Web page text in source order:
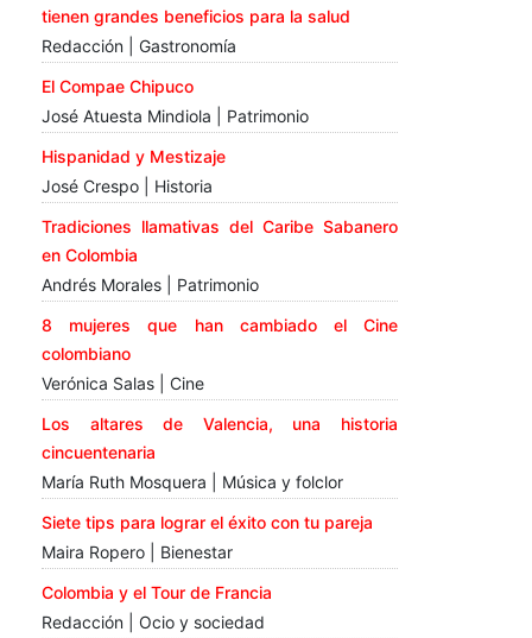
tienen grandes beneficios para la salud
Redacción | Gastronomía
El Compae Chipuco
José Atuesta Mindiola | Patrimonio
Hispanidad y Mestizaje
José Crespo | Historia
Tradiciones llamativas del Caribe Sabanero
en Colombia
Andrés Morales | Patrimonio
8 mujeres que han cambiado el Cine
colombiano
Verónica Salas | Cine
Los altares de Valencia, una historia
cincuentenaria
María Ruth Mosquera | Música y folclor
Siete tips para lograr el éxito con tu pareja
Maira Ropero | Bienestar
Colombia y el Tour de Francia
Redacción | Ocio y sociedad